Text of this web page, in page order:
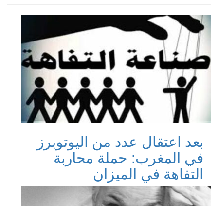
بعد اعتقال عدد من اليوتوبرز
في المغرب: حملة محاربة
التفاهة في الميزان